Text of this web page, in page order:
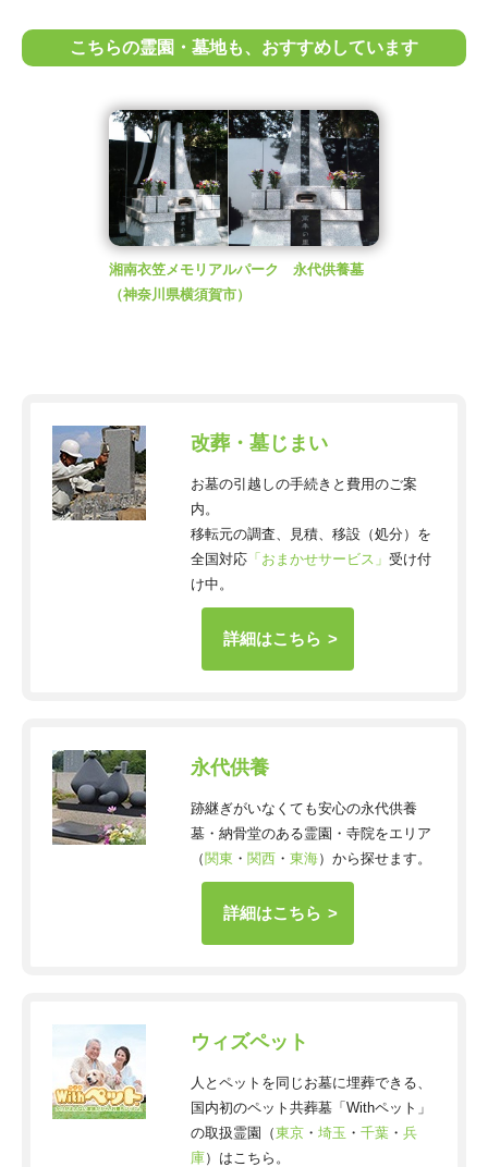
こちらの霊園・墓地も、おすすめしています
湘南衣笠メモリアルパーク 永代供養墓
（神奈川県横須賀市）
改葬・墓じまい
お墓の引越しの手続きと費用のご案
内。
移転元の調査、見積、移設（処分）を
全国対応「おまかせサービス」 受け付
け中。
詳細はこちら
永代供養
跡継ぎがいなくても安心の永代供養
墓・納骨堂のある霊園・寺院をエリア
（関東 ・ 関西・ 東海）から探せます。
詳細はこちら
ウィズペット
人とペットを同じお墓に埋葬できる、
国内初のペット共葬墓「Withペット」
の取扱霊園（東京・ 埼玉 ・ 千葉・ 兵
庫）はこちら。